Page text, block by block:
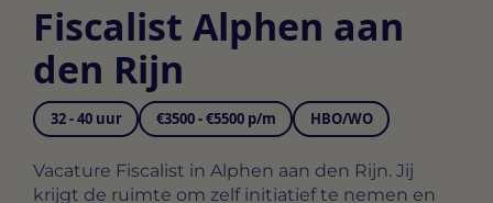
Fiscalist Alphen aan
den Rijn
32 - 40 uur €3500 - €5500 p/m HBO/WO
Vacature Fiscalist in Alphen aan den Rijn. Jij
krijgt de ruimte om zelf initiatief te nemen en